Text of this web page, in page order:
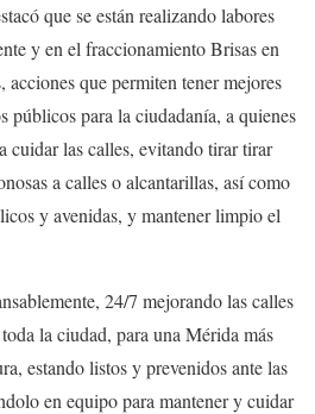
que se están realizando labores
y en el fraccionamiento Brisas en
acciones que permiten tener mejores
públicos para la ciudadanía, a quienes
cuidar las calles, evitando tirar tirar
a calles o alcantarillas, así como
y avenidas, y mantener limpio el
24/7 mejorando las calles
la ciudad, para una Mérida más
estando listos y prevenidos ante las
en equipo para mantener y cuidar